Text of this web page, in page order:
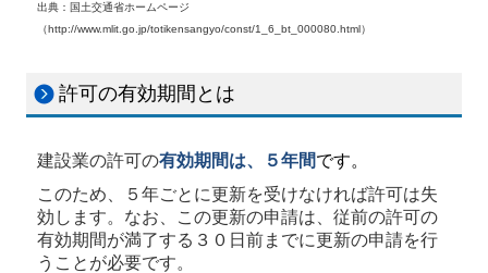
出典：国土交通省ホームページ
（http://www.mlit.go.jp/totikensangyo/const/1_6_bt_000080.html）
許可の有効期間とは
建設業の許可の有効期間は、５年間です。
このため、５年ごとに更新を受けなければ許可は失
効します。なお、この更新の申請は、従前の許可の
有効期間が満了する３０日前までに更新の申請を行
うことが必要です。